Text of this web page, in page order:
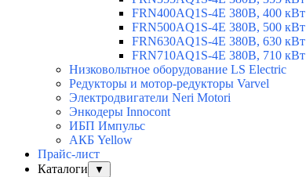
FRN400AQ1S-4E 380В, 400 кВт
FRN500AQ1S-4E 380В, 500 кВт
FRN630AQ1S-4E 380В, 630 кВт
FRN710AQ1S-4E 380В, 710 кВт
Низковольтное оборудование LS Electric
Редукторы и мотор-редукторы Varvel
Электродвигатели Neri Motori
Энкодеры Innocont
ИБП Импульс
АКБ Yellow
Прайс-лист
Каталоги
▼